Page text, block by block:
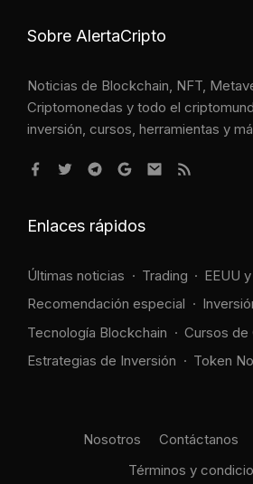
Sobre AlertaCripto
Noticias de Blockchain, NFT,
Criptomonedas y todo el
inversión, cursos, herramientas y
Enlaces rápidos
Últimas noticias Trading
EEUU
Recomendación especial
Tecnología Blockchain
Cursos de
Estrategias de Inversión
Token
Nosotros Contáctanos
Términos y